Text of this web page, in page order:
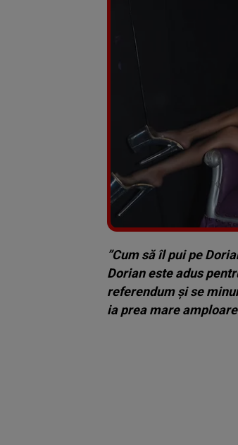
”Cum să îl pui pe
Dorian este adus
referendum și se
ia prea mare